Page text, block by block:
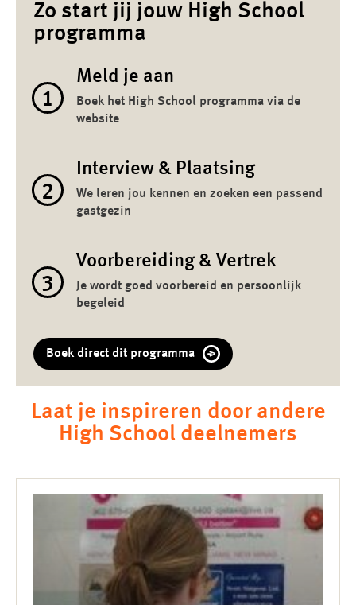
Zo start jij jouw High School
programma
1
Meld je aan
Boek het High School programma via de
website
2
Interview & Plaatsing
We leren jou kennen en zoeken een passend
gastgezin
3
Voorbereiding & Vertrek
Je wordt goed voorbereid en persoonlijk
begeleid
Boek direct dit programma
Laat je inspireren door andere
High School deelnemers